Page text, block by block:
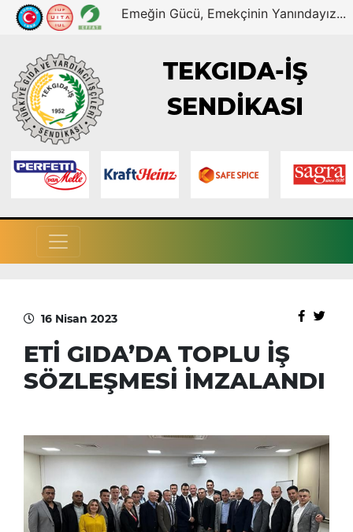
Emeğin Gücü, Emekçinin Yanındayız...
TEKGIDA-İŞ
SENDİKASI
16 Nisan 2023
ETİ GIDA’DA TOPLU İŞ
SÖZLEŞMESİ İMZALANDI